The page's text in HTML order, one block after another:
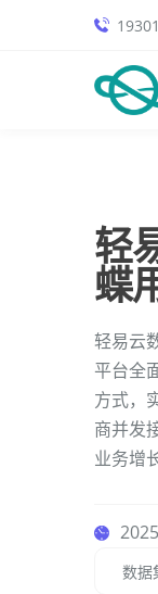
轻
蝶
轻易云
平台全
方式，
商并发
业务增
数据